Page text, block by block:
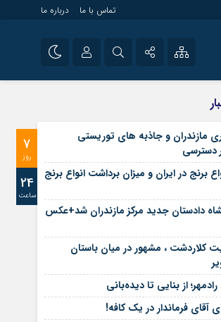
تماس با ما درباره ما
آپارات
7
روز
24
ساعت
مازندران و جاذبه های توریستی
برنج در ایران و میزان برداشت انواع برنج
دادستان جدید مرکز مازندران شد+عکس
کلاردشت ، مشهور در میان باستان
از بنایی تا دیده‌بانی
آقای فرماندار در یک کافه!